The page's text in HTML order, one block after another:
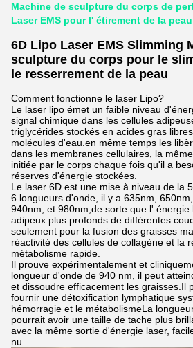
Machine de sculpture du corps de
Laser EMS pour l' étirement de la
6D Lipo Laser EMS Slimming
sculpture du corps pour le
le resserrement de la peau
Comment fonctionne le laser Lipo?
Le laser lipo émet un faible niveau
signal chimique dans les cellules
triglycérides stockés en acides gras
molécules d'eau.en même temps les
dans les membranes cellulaires, la
initiée par le corps chaque fois qu'il a
réserves d'énergie stockées.
Le laser 6D est une mise à niveau de la
6 longueurs d'onde, il y a 635nm,
940nm, et 980nm,de sorte que l' énergie
adipeux plus profonds de différentes
seulement pour la fusion des graisses
réactivité des cellules de collagène et la
métabolisme rapide.
Il prouve expérimentalement et
longueur d'onde de 940 nm, il peut
et dissoudre efficacement les graisses.Il
fournir une détoxification lymphatique
hémorragie et le métabolismeLa
pourrait avoir une taille de tache plus
avec la même sortie d'énergie laser,
nu.